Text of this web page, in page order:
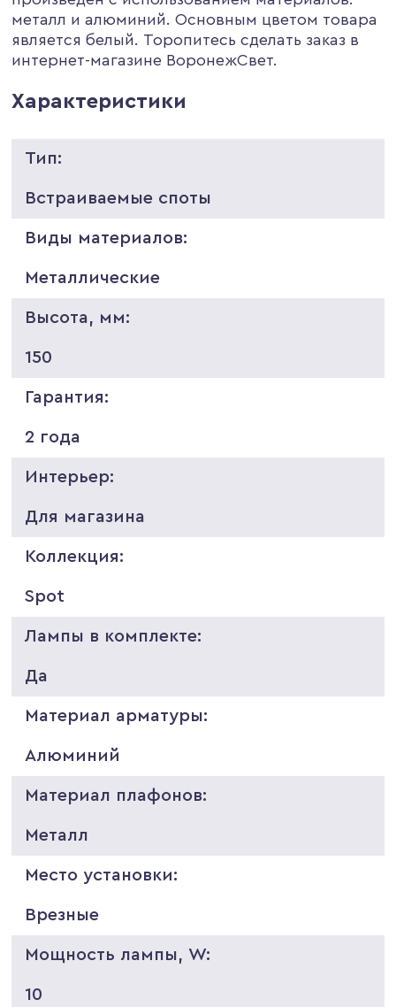
металл и алюминий. Основным цветом товара
является белый. Торопитесь сделать заказ в
интернет-магазине ВоронежСвет.
Характеристики
Тип:
Встраиваемые споты
Виды материалов:
Металлические
Высота, мм:
150
Гарантия:
2 года
Интерьер:
Для магазина
Коллекция:
Spot
Лампы в комплекте:
Да
Материал арматуры:
Алюминий
Материал плафонов:
Металл
Место установки:
Врезные
Мощность лампы, W:
10